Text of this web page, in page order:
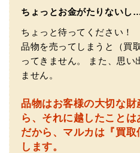
に査定をして頂き思いもよら
正直他店の倍以上で驚きまし
ます。
ちょっとお金がたりないし
ちょっと待ってください！
品物を売ってしまうと（買
ってきません。
また、思い
ません。
品物はお客様の大切な財
ら、それに越したことは
だから、マルカは『買
します。